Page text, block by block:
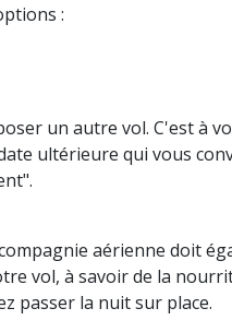
:
un autre vol. C'est à
ultérieure qui vous
aérienne doit
vol, à savoir de la
passer la nuit sur place.